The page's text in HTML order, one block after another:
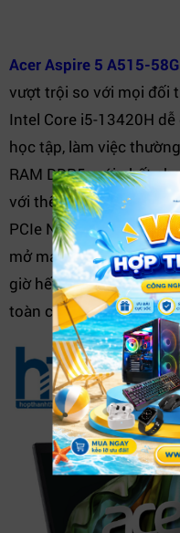
Acer Aspire 5 A515-
vượt trội so với mọi đối
Intel Core i5-13420H
học tập, làm việc
RAM DDR5 mới nhất
với thế hệ tiền nhiệm.
PCIe NVMe SSD có
mở máy, truy cập tệp
giờ hết. Nếu có nhu
toàn có thể nâng cấp